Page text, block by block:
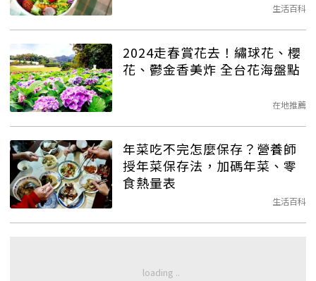
生活百科
2024走春賞花去！繡球花、櫻
花、鬱金香美炸 全台花海盤點
在地推薦
年菜吃不完怎麼保存？營養師
授年菜保存法，加碼年菜、零
食熱量表
生活百科